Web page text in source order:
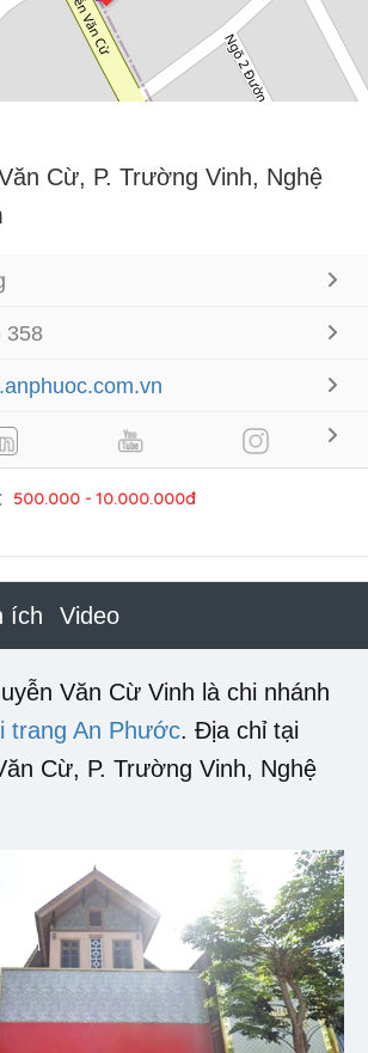
Cừ, P. Trường Vinh, Nghệ
358
500.000 - 10.000.000đ
ích Video
Văn Cừ Vinh là chi nhánh
trang An Phước. Địa chỉ tại
Cừ, P. Trường Vinh, Nghệ